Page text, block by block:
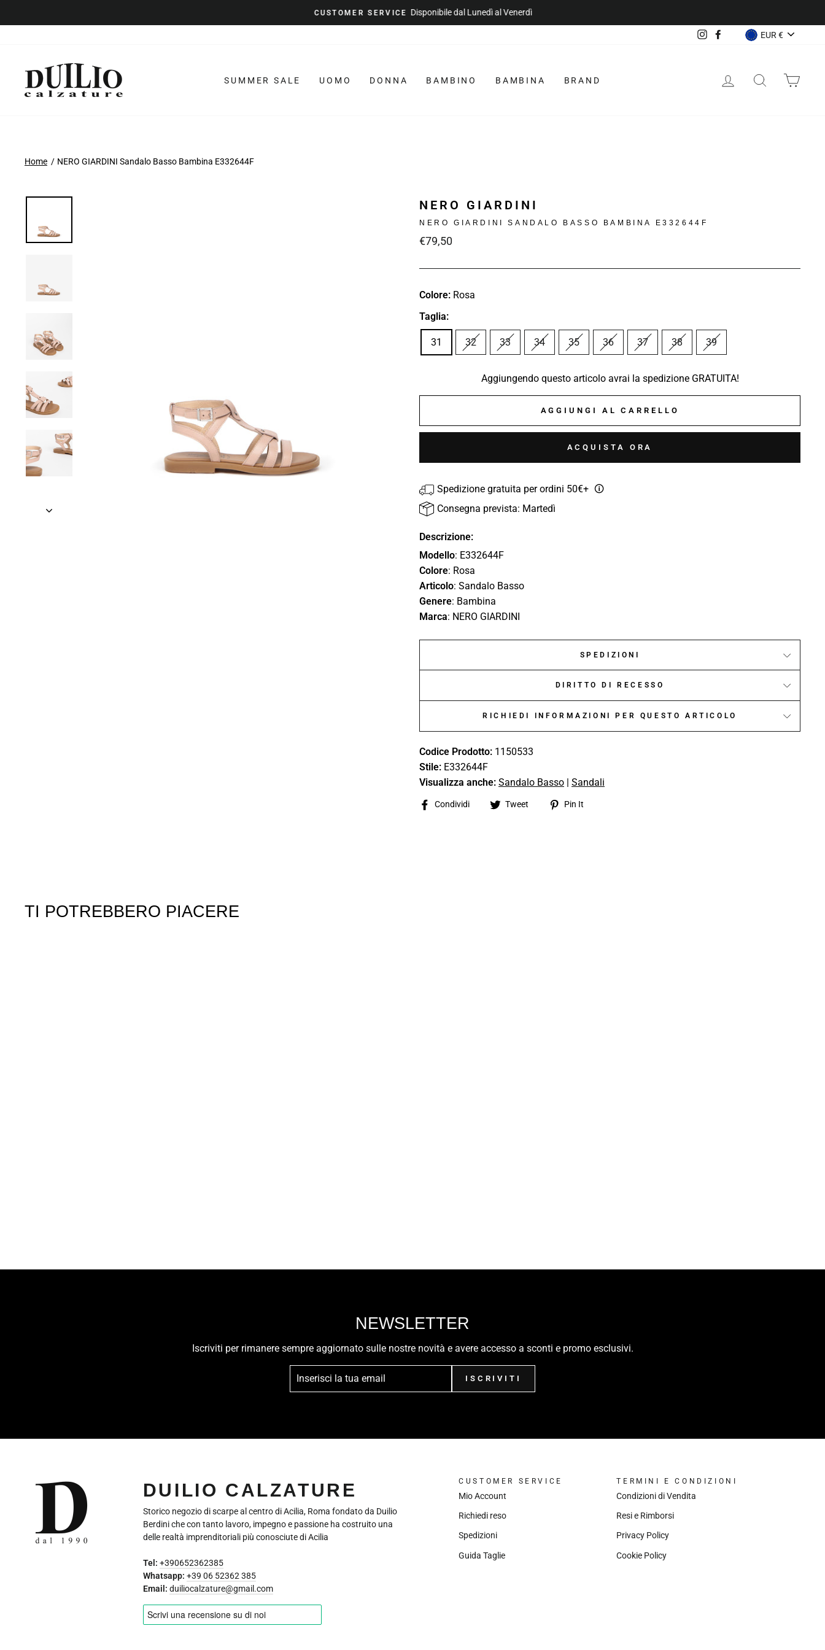
al
CUSTOMER SERVICE Disponibile dal Lunedì al Venerdì
Instagram
FacebookVALUTA
EUR €
SUMMER SALE UOMO DONNA BAMBINO BAMBINA BRAND ACCEDICERCA
Home NERO GIARDINI Sandalo Basso Bambina E332644F
NERO GIARDINI
NERO GIARDINI SANDALO BASSO BAMBINA E332644F
Prezzo
€79,50
Colore: Rosa
Taglia:
31 32 33 34 35 36 37 38 39
Aggiungendo questo articolo avrai la spedizione GRATUITA!
AGGIUNGI AL CARRELLO
ACQUISTA ORA
Spedizione gratuita per ordini 50€+ 🛈
Consegna prevista: Martedì
Descrizione:
Modello: E332644F
Colore: Rosa
Articolo: Sandalo Basso
Genere: Bambina
Marca: NERO GIARDINI
SPEDIZIONI
DIRITTO DI RECESSO
RICHIEDI INFORMAZIONI PER QUESTO ARTICOLO
Codice Prodotto: 1150533
Stile: E332644F
Visualizza anche: Sandalo Basso Sandali
Condividi
Share Tweet
Tweet
Pin It
TI POTREBBERO PIACERE
NEWSLETTER
Iscriviti per rimanere sempre aggiornato sulle nostre novità e avere accesso a sconti e promo esclusivi.
ISCRIVITI
DUILIO CALZATURE
Storico negozio di scarpe al centro di Acilia, Roma fondato da Duilio
Berdini che con tanto lavoro, impegno e passione ha costruito una
delle realtà imprenditoriali più conosciute di Acilia
Tel: +390652362385
Whatsapp: +39 06 52362 385
Email: duiliocalzature@gmail.com
CUSTOMER SERVICE
Mio Account
Richiedi reso
Spedizioni
Guida Taglie
TERMINI E CONDIZIONI
Condizioni di Vendita
Resi e Rimborsi
Privacy Policy
Cookie Policy